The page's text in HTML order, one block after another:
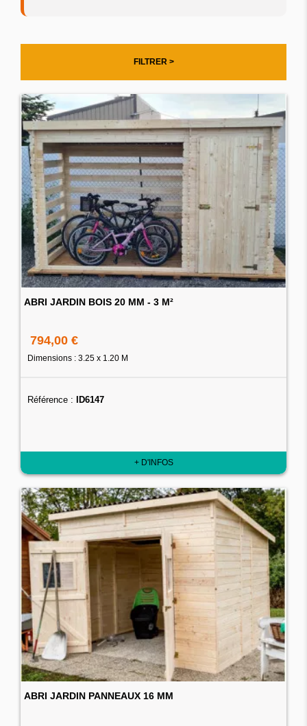
FILTRER >
ABRI JARDIN BOIS 20 MM - 3 M²
794,00 €
Dimensions : 3.25 x 1.20 M
Référence : ID6147
+ D'INFOS
ABRI JARDIN PANNEAUX 16 MM